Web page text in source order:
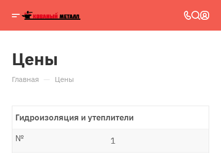
Цены
Главная — Цены
Гидроизоляция и утеплители
1
№